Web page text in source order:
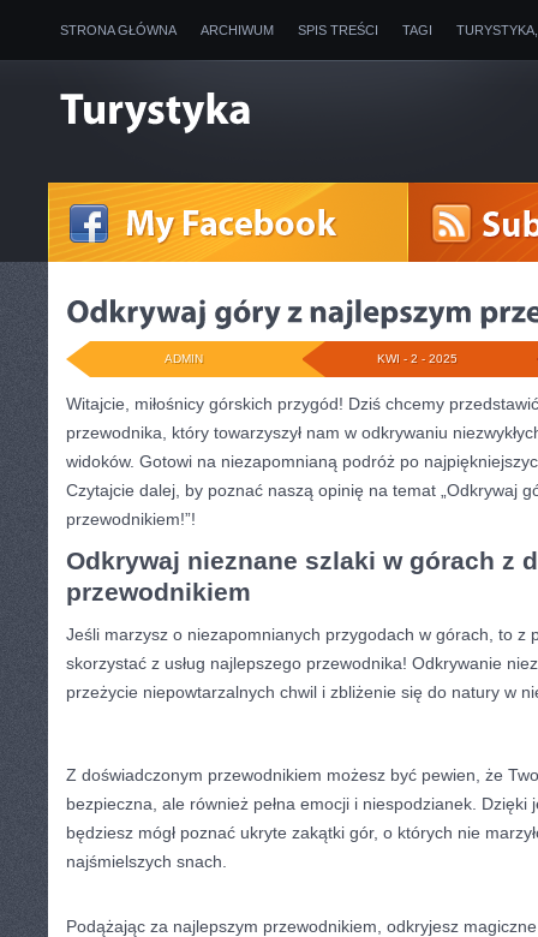
STRONA GŁÓWNA ARCHIWUM SPIS TREŚCI TAGI
KWI - 2 - 2025
ADMIN
Witajcie, miłośnicy górskich przygód! Dziś chcemy
przewodnika,‍ który towarzyszył nam‍ w odkrywaniu
widoków. Gotowi na niezapomnianą podróż po
Czytajcie dalej, by poznać naszą opinię na temat „Odkrywaj
‌przewodnikiem!”!
Odkrywaj nieznane szlaki w górach ​z
przewodnikiem
Jeśli marzysz o niezapomnianych przygodach w górach, to z‌
skorzystać z usług najlepszego przewodnika!⁢ Odkrywanie
przeżycie niepowtarzalnych chwil i zbliżenie się⁢ do ⁣natury w‌
Z doświadczonym przewodnikiem możesz być pewien, że
bezpieczna, ale również ‍pełna ⁣emocji i niespodzianek.⁢ Dzięki
będziesz ‌mógł poznać ukryte zakątki gór, o których nie
najśmielszych snach.
Podążając za najlepszym przewodnikiem, odkryjesz